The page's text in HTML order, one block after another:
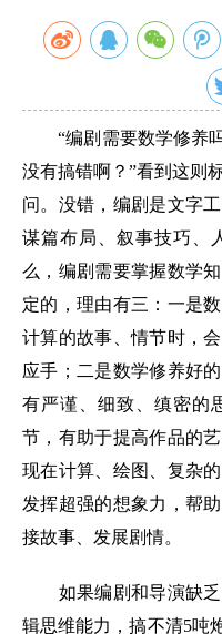
“编剧需要数学修养吗
没有搞错啊？”看到这则
问。没错，编剧是文字
谋篇布局、叙事技巧、
么，编剧需要掌握数学
定的，理由有三：一是
计算的故事、情节时，
应手；二是数学修养好
有严谨、细致、缜密的
节，有助于提高作品的
现在计算、绘图、复杂
发挥超强的想象力，帮
接故事、发展剧情。
如果编剧和导演缺乏
辑思维能力，搞不清5吨